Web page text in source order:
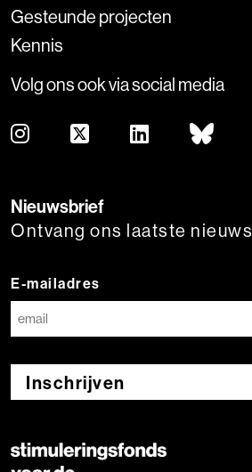
Gesteunde projecten
Kennis
Volg ons ook via social media
Nieuwsbrief
Ontvang ons laatste nieuws
E-mailadres
Inschrijven